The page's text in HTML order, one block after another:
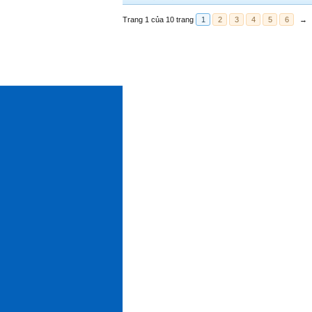
Trang 1 của 10 trang 1 2 3 4 5 6 →